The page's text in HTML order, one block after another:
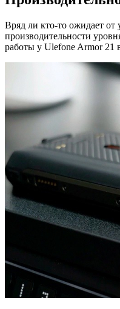
Вряд ли кто-то ожидает от
производительности
работы у Ulefone Armor 21